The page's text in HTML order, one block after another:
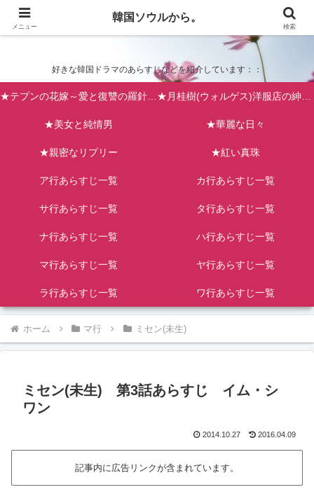
韓国ソウルから。
好きな韓国ドラマのあらすじなどを紹介しています：：
★テプンの花嫁～愛と復讐の羅針盤（台風の新婦） ★月桂樹(ウォルゲス)洋服店の紳士たち
★美女と純情男 ★華麗な日々
★親密なリプリー ★紅い真珠
ア行あらすじ一覧 カ行あらすじ一覧
サ行あらすじ一覧 タ行あらすじ一覧
ナ行あらすじ一覧 ハ行あらすじ一覧
マ行あらすじ一覧 ヤ行あらすじ一覧
ラ行あらすじ一覧 ワ行あらすじ一覧
ホーム マ行 ミセン(未生)
ミセン(未生) 第3話あらすじ イム・シ
ワン
2014.10.27 2016.04.09
記事内に広告リンクが含まれています。
メニュー
韓国ソウルから。
検索